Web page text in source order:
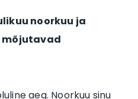
noorkuu ja
mõjutavad
aeg. Noorkuu sinu